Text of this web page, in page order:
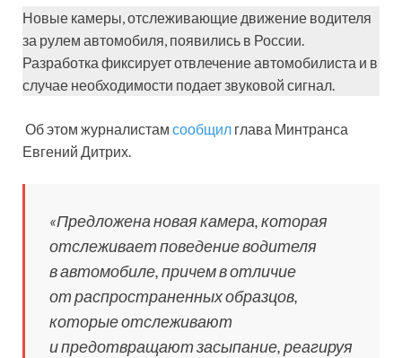
Новые камеры, отслеживающие движение водителя
за рулем автомобиля, появились в России.
Разработка фиксирует отвлечение автомобилиста и в
случае необходимости подает звуковой сигнал.
Об этом журналистам сообщил глава Минтранса
Евгений Дитрих.
«Предложена новая камера, которая
отслеживает поведение водителя
в автомобиле, причем в отличие
от распространенных образцов,
которые отслеживают
и предотвращают засыпание, реагируя